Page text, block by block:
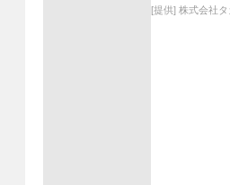
[提供] 株式会社タ